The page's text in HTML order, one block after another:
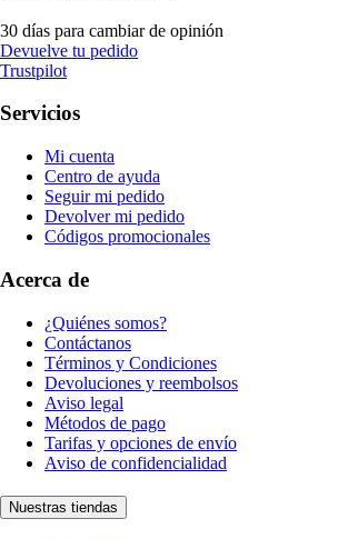
30 días para cambiar de opinión
Devuelve tu pedido
Trustpilot
Servicios
Mi cuenta
Centro de ayuda
Seguir mi pedido
Devolver mi pedido
Códigos promocionales
Acerca de
¿Quiénes somos?
Contáctanos
Términos y Condiciones
Devoluciones y reembolsos
Aviso legal
Métodos de pago
Tarifas y opciones de envío
Aviso de confidencialidad
Nuestras tiendas